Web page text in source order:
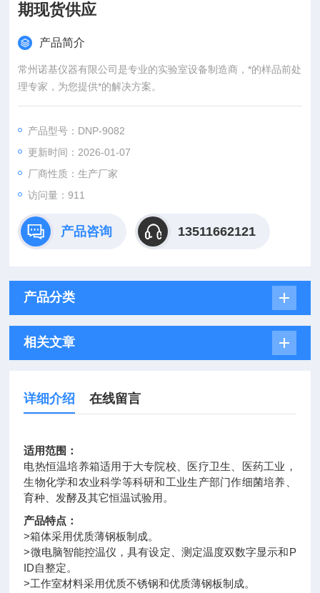
期现货供应
产品简介
常州诺基仪器有限公司是专业的实验室设备制造商，*的样品前处
理专家，为您提供*的解决方案。
产品型号：DNP-9082
更新时间：2026-01-07
厂商性质：生产厂家
访问量：911
产品咨询 13511662121
产品分类
相关文章
详细介绍 在线留言
适用范围：
电热恒温培养箱适用于大专院校、医疗卫生、医药工业，
生物化学和农业科学等科研和工业生产部门作细菌培养、
育种、发酵及其它恒温试验用。
产品特点：
>箱体采用优质薄钢板制成。
>微电脑智能控温仪，具有设定、测定温度双数字显示和P
ID自整定。
>工作室材料采用优质不锈钢和优质薄钢板制成。